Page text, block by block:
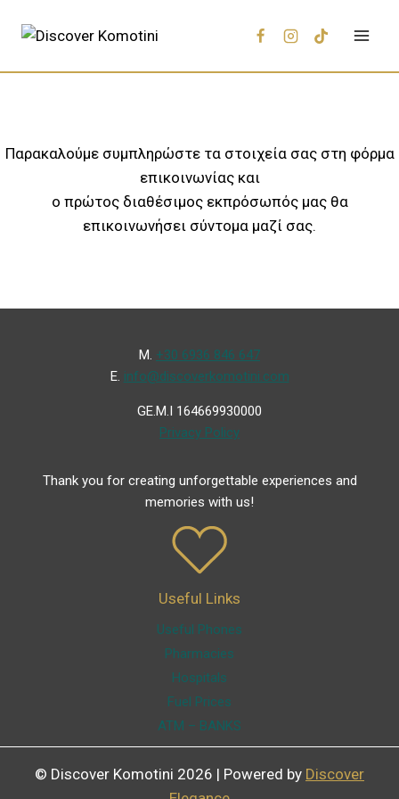
Παρακαλούμε συμπληρώστε τα στοιχεία σας στη φόρμα
επικοινωνίας και
ο πρώτος διαθέσιμος εκπρόσωπός μας θα
επικοινωνήσει σύντομα μαζί σας.
Μ. +30 6936 846 647
Ε. info@discoverkomotini.com
GE.M.I 164669930000
Privacy Policy
Thank you for creating unforgettable experiences and
memories with us!
Useful Links
Useful Phones
Pharmacies
Hospitals
Fuel Prices
ATM – BANKS
© Discover Komotini 2026 | Powered by Discover